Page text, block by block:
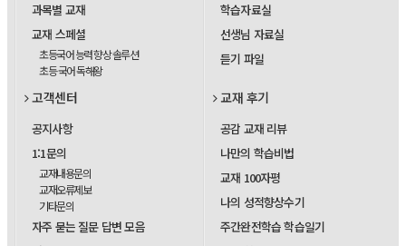
과목별 교재
교재 스페셜
초등국어 능력 향상 솔루션
초등 국어 독해왕
학습자료실
선생님 자료실
듣기 파일
고객센터
공지사항
1:1문의
교재내용문의
교재오류제보
기타문의
자주 묻는 질문 답변 모음
교재 후기
공감 교재 리뷰
나만의 학습비법
교재 100자평
나의 성적향상수기
주간완전학습 학습일기